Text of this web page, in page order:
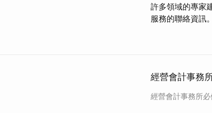
許多領域的專家
服務的聯絡資訊
經營會計事務
經營會計事務所